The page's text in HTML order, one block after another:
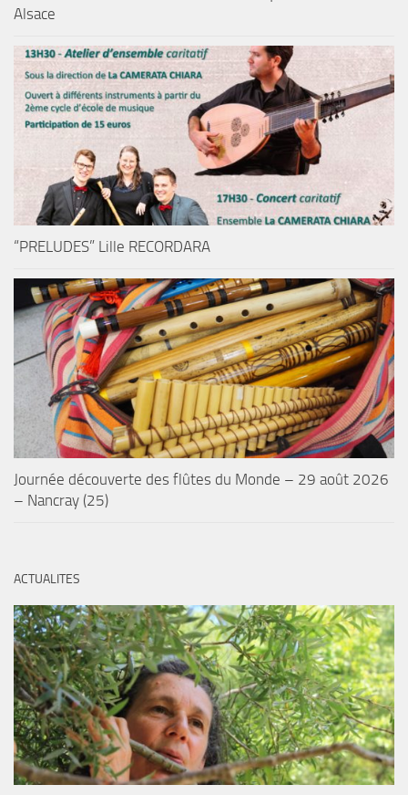
Alsace
“PRELUDES” Lille RECORDARA
Journée découverte des flûtes du Monde – 29 août 2026
– Nancray (25)
ACTUALITES